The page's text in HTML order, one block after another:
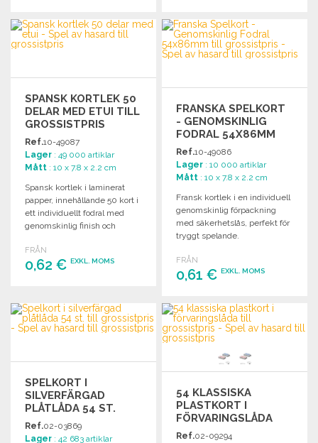
BESTÄLL
Begär offert
BESTÄLL
Begär offert
SPANSK KORTLEK 50
DELAR MED ETUI TILL
GROSSISTPRIS
Ref.10-49087
Lager : 49 000 artiklar
Mått : 10 x 7.8 x 2.2 cm
Spansk kortlek i laminerat
papper, innehållande 50 kort i
ett individuellt fodral med
genomskinlig finish och
FRÅN
0,62 € EXKL. MOMS
Begär offert
FRANSKA SPELKORT
- GENOMSKINLIG
FODRAL 54X86MM
Ref.10-49086
Lager : 10 000 artiklar
Mått : 10 x 7.8 x 2.2 cm
Fransk kortlek i en individuell
genomskinlig förpackning
med säkerhetslås, perfekt för
tryggt spelande.
FRÅN
0,61 €EXKL. MOMS
BESTÄLL
Begär offert
SPELKORT I
SILVERFÄRGAD
PLÅTLÅDA 54 ST.
Ref.02-03869
Lager : 42 683 artiklar
54 KLASSISKA
PLASTKORT I
FÖRVARINGSLÅDA
Ref.02-09294